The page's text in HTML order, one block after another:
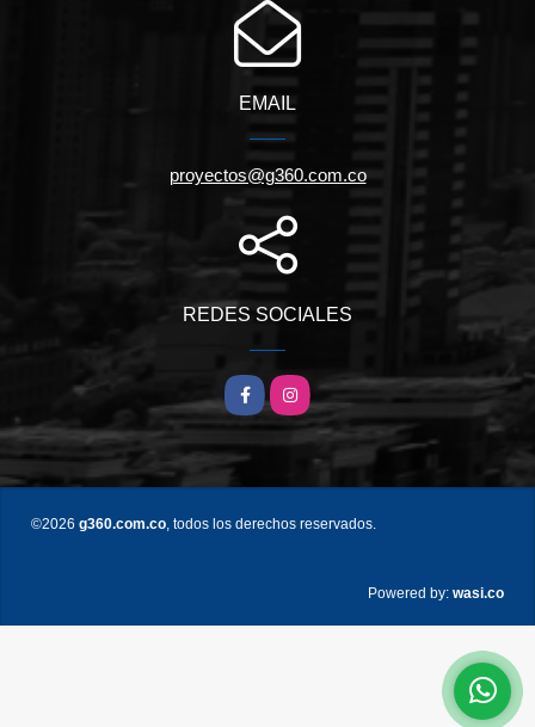
EMAIL
proyectos@g360.com.co
REDES SOCIALES
FacebookInstagram
©2026 g360.com.co, todos los derechos reservados.
Powered by: wasi.co